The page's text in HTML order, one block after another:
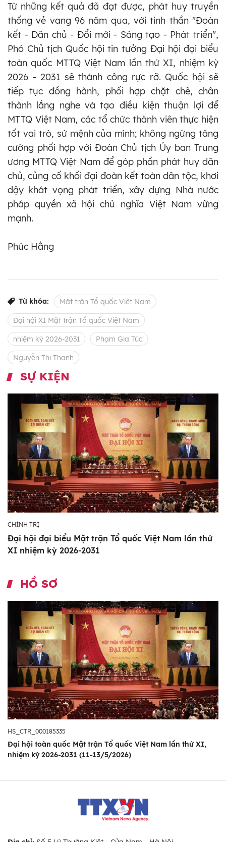
Từ những kết quả đã đạt được, phát huy truyền
thống vẻ vang 96 năm qua, với tinh thần "Đoàn
kết - Dân chủ - Đổi mới - Sáng tạo - Phát triển",
Phó Chủ tịch Quốc hội tin tưởng Đại hội đại biểu
toàn quốc MTTQ Việt Nam lần thứ XI, nhiệm kỳ
2026 - 2031 sẽ thành công rực rỡ. Quốc hội sẽ
tiếp tục đồng hành, phối hợp chặt chẽ, chân
thành lắng nghe và tạo điều kiện thuận lợi để
MTTQ Việt Nam, các tổ chức thành viên thực hiện
tốt vai trò, sứ mệnh của mình; không ngừng tăng
cường phối hợp với Đoàn Chủ tịch Ủy ban Trung
ương MTTQ Việt Nam để góp phần phát huy dân
chủ, củng cố khối đại đoàn kết toàn dân tộc, khơi
dậy khát vọng phát triển, xây dựng Nhà nước
pháp quyền xã hội chủ nghĩa Việt Nam vững
mạnh.
Phúc Hằng
Từ khóa: Mặt trận Tổ quốc Việt Nam
Đại hội XI Mặt trận Tổ quốc Việt Nam
nhiệm kỳ 2026-2031 Phạm Gia Túc
Nguyễn Thị Thanh
SỰ KIỆN
CHÍNH TRỊ
Đại hội đại biểu Mặt trận Tổ quốc Việt Nam lần thứ
XI nhiệm kỳ 2026-2031
HỒ SƠ
HS_CTR_000185335
Đại hội toàn quốc Mặt trận Tổ quốc Việt Nam lần thứ XI,
nhiệm kỳ 2026-2031 (11-13/5/2026)